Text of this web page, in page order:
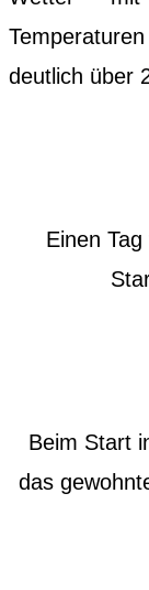
deutlich über
Einen
Beim Start
das